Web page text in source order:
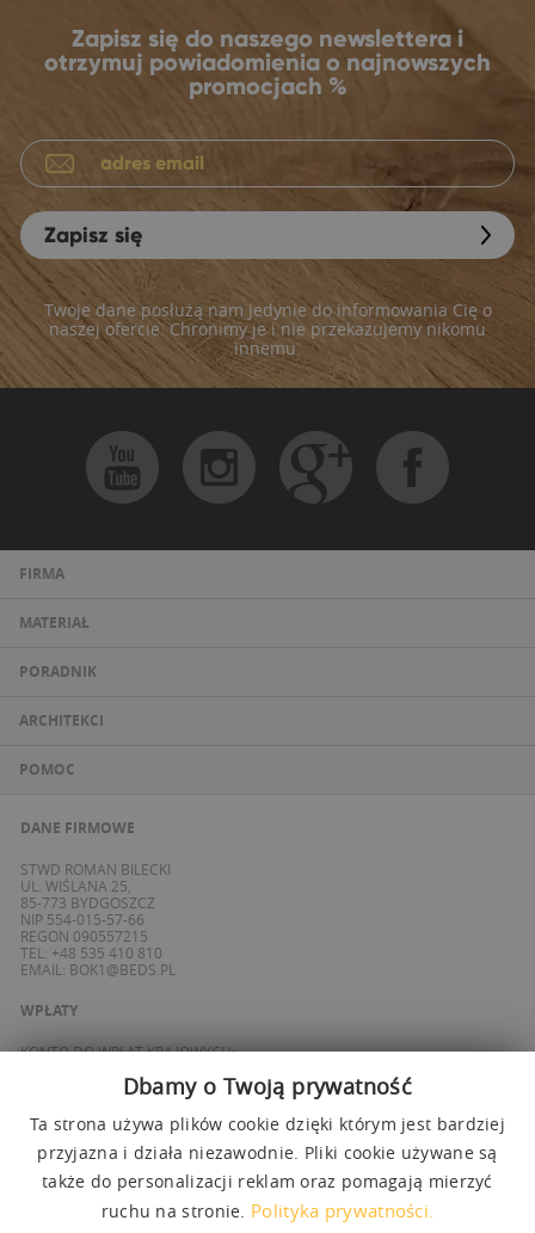
Zapisz się do naszego newslettera i
otrzymuj powiadomienia o najnowszych
promocjach %
Zapisz się
Twoje dane posłużą nam jedynie do informowania Cię o
naszej ofercie. Chronimy je i nie przekazujemy nikomu
innemu.
FIRMA
MATERIAŁ
PORADNIK
ARCHITEKCI
POMOC
DANE FIRMOWE
STWD ROMAN BILECKI
UL. WIŚLANA 25,
85-773 BYDGOSZCZ
NIP 554-015-57-66
REGON 090557215
TEL: +48 535 410 810
EMAIL: BOK1@BEDS.PL
WPŁATY
KONTO DO WPŁAT KRAJOWYCH:
69 1050 1139 1000 0090 8355 0765
KONTO DO WPŁAT SPOZA POLSKI / FOREIGN PAYMENTS:
BANK ING
PL 27 1050 1139 1000 0090 8358 3337
SWIFT: INGBPLPW
OBSŁUGUJEMY PŁATNOŚCI
Dbamy o Twoją prywatność
Ta strona używa plików cookie dzięki którym jest bardziej
przyjazna i działa niezawodnie. Pliki cookie używane są
także do personalizacji reklam oraz pomagają mierzyć
ruchu na stronie. Polityka prywatności.